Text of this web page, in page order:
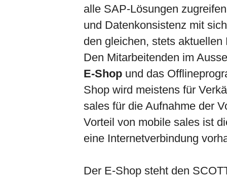
alle SAP-Lösungen
und Datenkonsistenz mit
den gleichen, stets
Den Mitarbeitenden im
E-Shop und das
Shop wird meistens für
sales für die Aufnahme der
Vorteil von mobile sales ist
eine Internetverbindung
Der E-Shop steht den